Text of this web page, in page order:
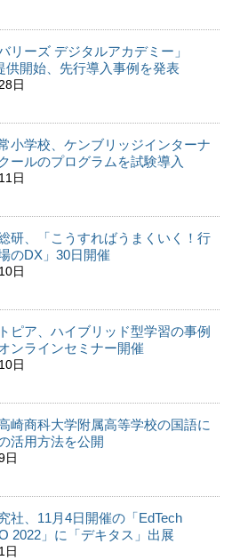
リーズ デジタルアカデミー」
供開始、先行導入事例を発表
日
小学校、ケンブリッジインターナ
ールのプログラムを試験導入
日
研、「こうすればうまくいく！行
のDX」30日開催
日
ピア、ハイブリッド型学習の事例
ンラインセミナー開催
日
崎商科大学附属高等学校の国語に
活用方法を公開
日
社、11月4日開催の「EdTech
2022」に「デキタス」出展
日